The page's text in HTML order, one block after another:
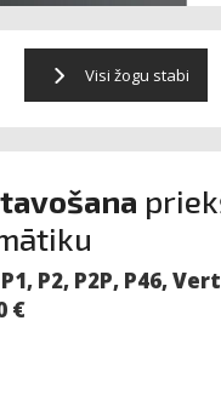
Visi žogu stabi
P1, P2, P2P, P46,
€